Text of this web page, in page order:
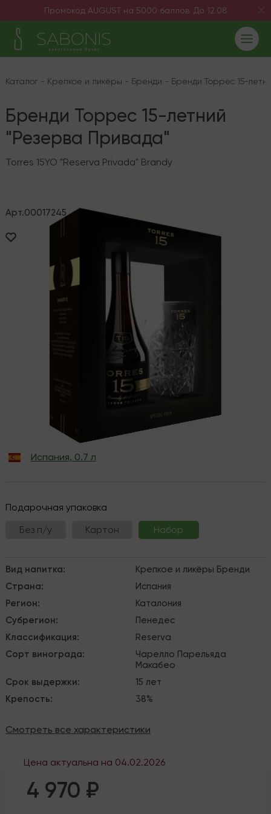
Промокод AUGUST на 5000 баллов. До 12.08
Каталог - Крепкое и ликёры - Бренди - Бренди Торрес 15-
Бренди Торрес 15-летний
"Резерва Привада"
Torres 15YO "Reserva Privada" Brandy
Арт.00017245
Испания, 0.7 л
Подарочная упаковка
Без п/у
Картон Набор
Вид напитка: Крепкое и ликёры Бренди
Страна:
Испания
Регион:
Каталония
Субрегион:
Пенедес
Классификация:
Reserva
Сорт винограда: Чарелло Парельяда
Макабео
Срок выдержки:
15 лет
Крепость: 38%
Смотреть все характеристики
Цена актуальна на 04.02.2026
4 970 ₽